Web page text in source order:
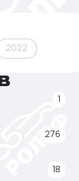
2022
276
18